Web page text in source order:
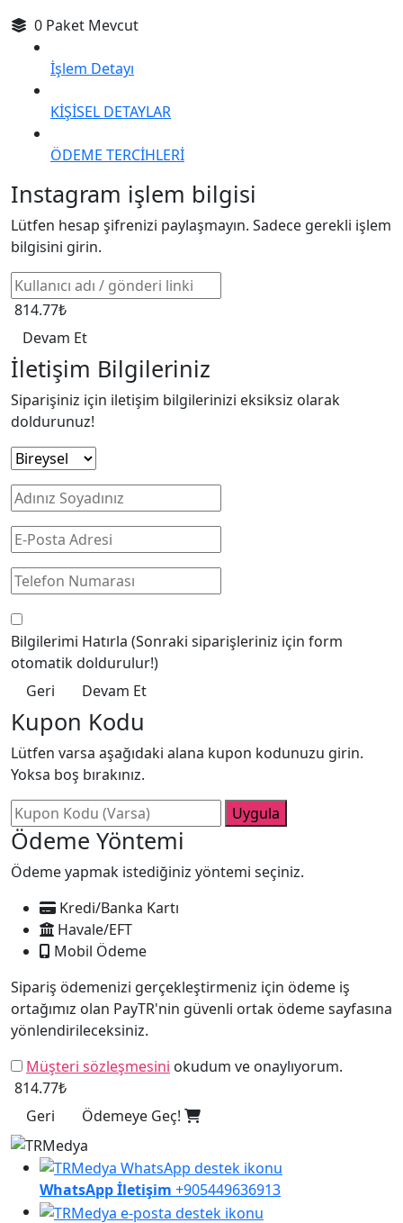
0 Paket Mevcut
İşlem Detayı
KİŞİSEL DETAYLAR
ÖDEME TERCİHLERİ
Instagram işlem bilgisi
Lütfen hesap şifrenizi paylaşmayın. Sadece gerekli işlem
bilgisini girin.
814.77₺
Devam Et
İletişim Bilgileriniz
Siparişiniz için iletişim bilgilerinizi eksiksiz olarak
doldurunuz!
Bilgilerimi Hatırla (Sonraki siparişleriniz için form
otomatik doldurulur!)
Geri
Devam Et
Kupon Kodu
Lütfen varsa aşağıdaki alana kupon kodunuzu girin.
Yoksa boş bırakınız.
Uygula
Ödeme Yöntemi
Ödeme yapmak istediğiniz yöntemi seçiniz.
Kredi/Banka Kartı
Havale/EFT
Mobil Ödeme
Sipariş ödemenizi gerçekleştirmeniz için ödeme iş
ortağımız olan PayTR'nin güvenli ortak ödeme sayfasına
yönlendirileceksiniz.
Müşteri sözleşmesini okudum ve onaylıyorum.
814.77₺
Geri
Ödemeye Geç!
WhatsApp İletişim +905449636913